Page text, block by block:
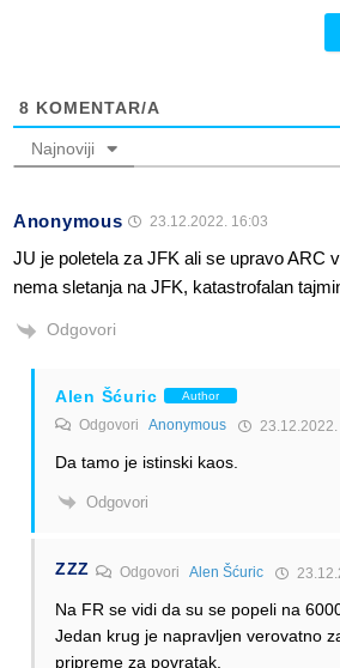
8 KOMENTAR/A
Najnoviji
Anonymous 23.12.2022. 16:03
JU je poletela za JFK ali se upravo ARC
nema sletanja na JFK, katastrofalan
Odgovori
Alen Šćuric Author
Odgovori Anonymous
Da tamo je istinski kaos.
Odgovori
ZZZ OdgovoriAlen Šćuric
Na FR se vidi da su se popeli na
Jedan krug je napravljen verovatno
pripreme za povratak.